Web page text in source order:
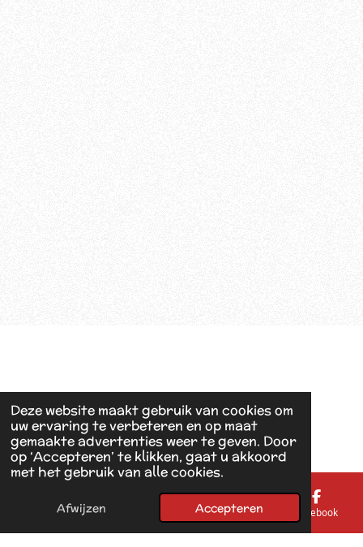
Deze website maakt gebruik van cookies om
uw ervaring te verbeteren en op maat
gemaakte advertenties weer te geven. Door
op ‘Accepteren’ te klikken, gaat u akkoord
met het gebruik van alle cookies.
Afwijzen Accepteren
E-mailadres Kaart Facebook